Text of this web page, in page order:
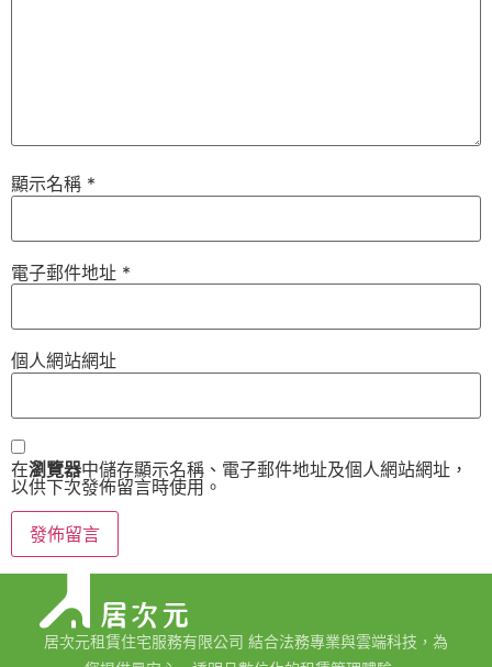
顯示名稱 *
電子郵件地址 *
個人網站網址
在瀏覽器中儲存顯示名稱、電子郵件地址及個人網站網址，
以供下次發佈留言時使用。
居次元租賃住宅服務有限公司 結合法務專業與雲端科技，為